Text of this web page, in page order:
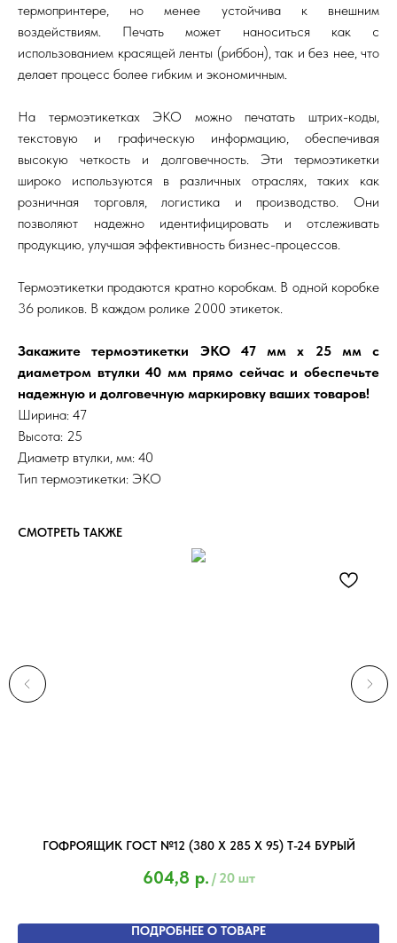
термопринтере, но менее устойчива к внешним
воздействиям. Печать может наноситься как с
использованием красящей ленты (риббон), так и без нее, что
делает процесс более гибким и экономичным.
На термоэтикетках ЭКО можно печатать штрих-коды,
текстовую и графическую информацию, обеспечивая
высокую четкость и долговечность. Эти термоэтикетки
широко используются в различных отраслях, таких как
розничная торговля, логистика и производство. Они
позволяют надежно идентифицировать и отслеживать
продукцию, улучшая эффективность бизнес-процессов.
Термоэтикетки продаются кратно коробкам. В одной коробке
36 роликов. В каждом ролике 2000 этикеток.
Закажите термоэтикетки ЭКО 47 мм x 25 мм с
диаметром втулки 40 мм прямо сейчас и обеспечьте
надежную и долговечную маркировку ваших товаров!
Ширина: 47
Высота: 25
Диаметр втулки, мм: 40
Тип термоэтикетки: ЭКО
СМОТРЕТЬ ТАКЖЕ
ГОФРОЯЩИК ГОСТ №12 (380 Х 285 Х 95) Т-24 БУРЫЙ
604,8 р. / 20 шт
ПОДРОБНЕЕ О ТОВАРЕ